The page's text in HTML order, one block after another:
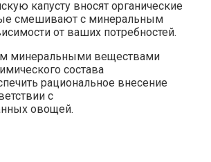
капусту вносят органические
смешивают с минеральным
от ваших потребностей.
минеральными веществами
состава
рациональное внесение
с
овощей.